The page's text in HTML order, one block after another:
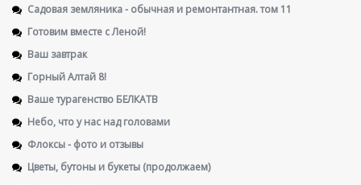
Садовая земляника - обычная и ремонтантная. том 11
Готовим вместе с Леной!
Ваш завтрак
Горный Алтай 8!
Ваше турагенство БЕЛКАТВ
Небо, что у нас над головами
Флоксы - фото и отзывы
Цветы, бутоны и букеты (продолжаем)